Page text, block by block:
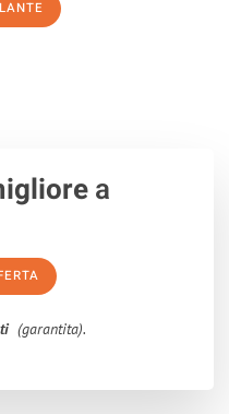
a
(garantita).